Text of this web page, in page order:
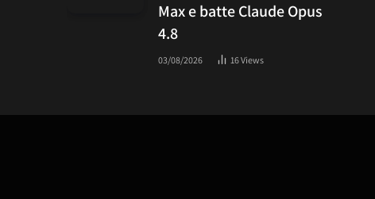
Max e batte Claude Opus
4.8
03/08/2026 16Views